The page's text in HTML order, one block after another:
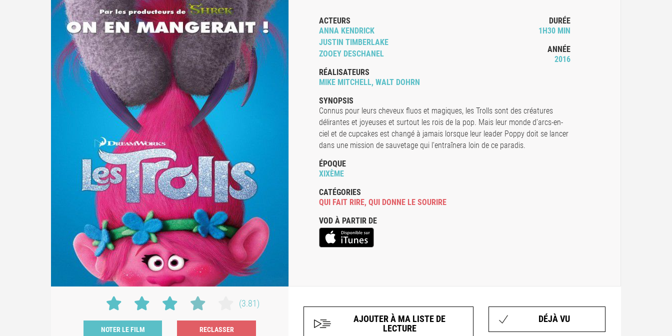
ACTEURS
ANNA KENDRICK
JUSTIN TIMBERLAKE
ZOOEY DESCHANEL
RÉALISATEURS
MIKE MITCHELL, WALT DOHRN
DURÉE
1H30 MIN
ANNÉE
2016
SYNOPSIS
Connus pour leurs cheveux fluos et magiques, les Trolls sont des créatures
délirantes et joyeuses et surtout les rois de la pop. Mais leur monde d'arcs-en-
ciel et de cupcakes est changé à jamais lorsque leur leader Poppy doit se lancer
dans une mission de sauvetage qui l'entraînera loin de ce paradis.
ÉPOQUE
XIXÈME
CATÉGORIES
QUI FAIT RIRE, QUI DONNE LE SOURIRE
VOD À PARTIR DE
(3.81)
NOTER LE FILM
AJOUTER À MA LISTE DE
LECTURE
DÉJÀ VU